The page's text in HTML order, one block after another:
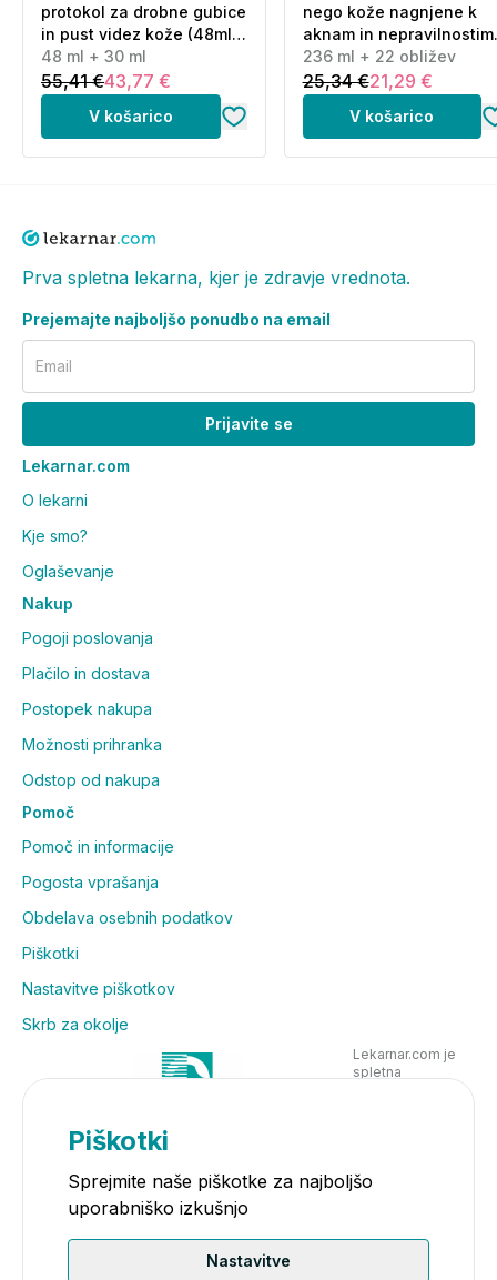
protokol za drobne gubice
in pust videz kože (48ml
+ 30 ml)
48 ml + 30 ml
55,41 €43,77 €
V košarico
nego kože nagnjene k
aknam in nepravilnostim
(236 ml + 22 obližev)
236 ml + 22 obližev
25,34 €21,29 €
V košarico
Prva spletna lekarna, kjer je zdravje vrednota.
Prejemajte najboljšo ponudbo na email
Email
Prijavite se
Lekarnar.com
O lekarni
Kje smo?
Oglaševanje
Nakup
Pogoji poslovanja
Plačilo in dostava
Postopek nakupa
Možnosti prihranka
Odstop od nakupa
Pomoč
Pomoč in informacije
Pogosta vprašanja
Obdelava osebnih podatkov
Piškotki
Nastavitve piškotkov
Skrb za okolje
Lekarnar.com je
spletna
Piškotki
Sprejmite naše piškotke za najboljšo
uporabniško izkušnjo
Nastavitve